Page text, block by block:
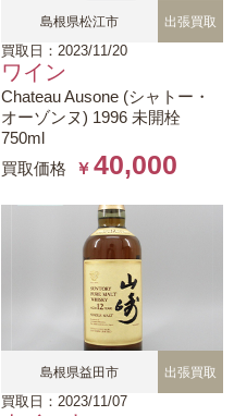
島根県松江市 出張買取
買取日：2023/11/20
ワイン
Chateau Ausone (シャトー・
オーゾンヌ) 1996 未開栓
750ml
買取価格
￥ 40,000
島根県益田市 出張買取
買取日：2023/11/07